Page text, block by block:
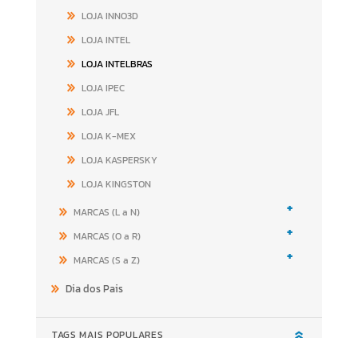
LOJA INNO3D
LOJA INTEL
LOJA INTELBRAS
LOJA IPEC
LOJA JFL
LOJA K-MEX
LOJA KASPERSKY
LOJA KINGSTON
MARCAS (L a N)
+
MARCAS (O a R) +
MARCAS (S a Z) +
Dia dos Pais
TAGS MAIS POPULARES